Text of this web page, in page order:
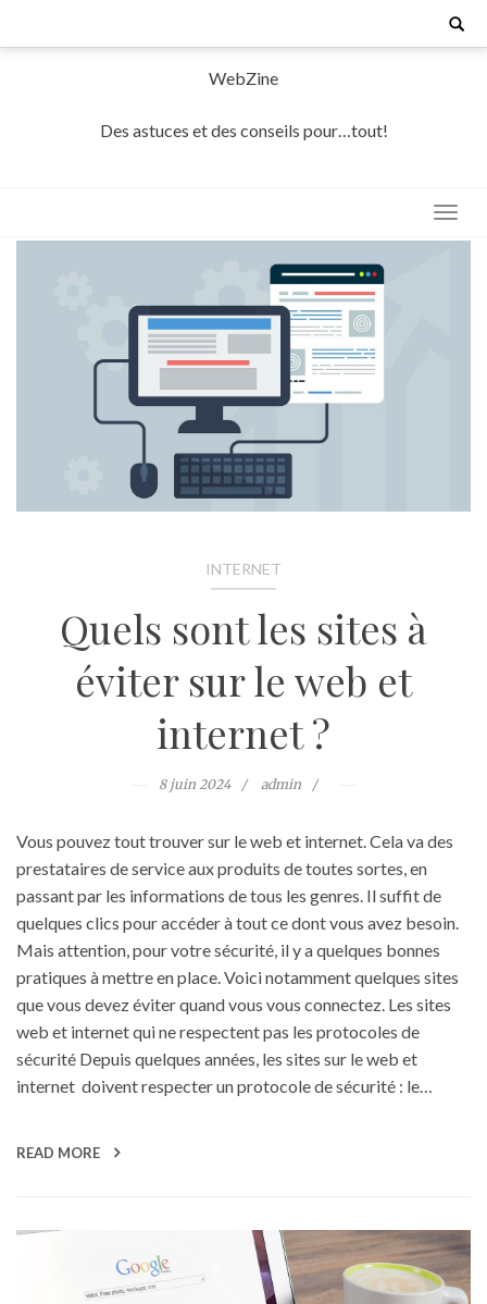
Search
WebZine
Des astuces et des conseils pour…tout!
INTERNET
Quels sont les sites à
éviter sur le web et
internet ?
8 juin 2024 admin
Vous pouvez tout trouver sur le web et internet. Cela va des
prestataires de service aux produits de toutes sortes, en
passant par les informations de tous les genres. Il suffit de
quelques clics pour accéder à tout ce dont vous avez besoin.
Mais attention, pour votre sécurité, il y a quelques bonnes
pratiques à mettre en place. Voici notamment quelques sites
que vous devez éviter quand vous vous connectez. Les sites
web et internet qui ne respectent pas les protocoles de
sécurité Depuis quelques années, les sites sur le web et
internet doivent respecter un protocole de sécurité : le…
READ MORE